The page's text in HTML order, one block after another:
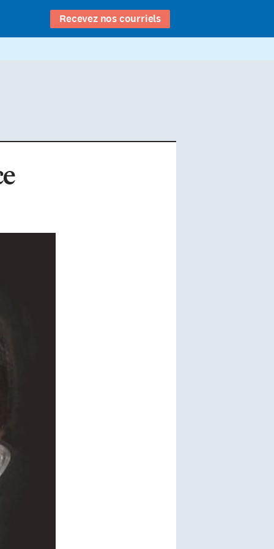
Recevez nos courriels